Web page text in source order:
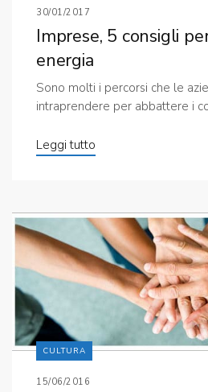
30/01/2017
Imprese, 5 consigli
energia
Sono molti i percorsi che le
intraprendere per abbattere i
Leggi tutto
CULTURA
15/06/2016